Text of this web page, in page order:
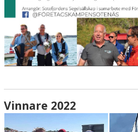
Vinnare 2022